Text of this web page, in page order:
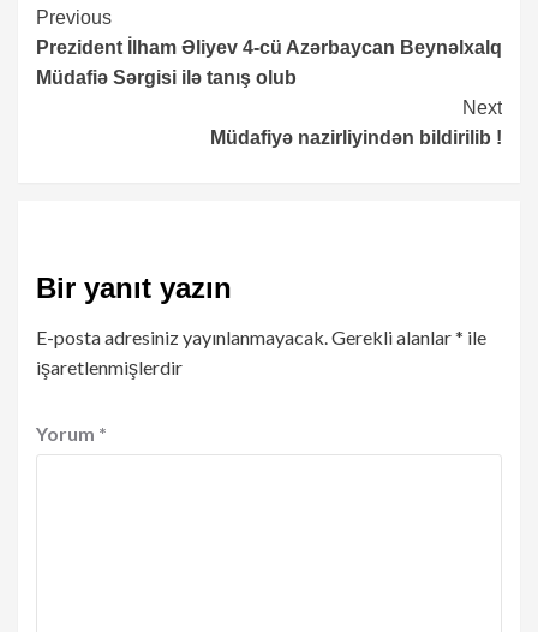
Continue
Reading
Previous
Prezident İlham Əliyev 4-cü Azərbaycan Beynəlxalq
Müdafiə Sərgisi ilə tanış olub
Next
Müdafiyə nazirliyindən bildirilib !
Bir yanıt yazın
E-posta adresiniz yayınlanmayacak.Gerekli alanlar* ile
işaretlenmişlerdir
Yorum *